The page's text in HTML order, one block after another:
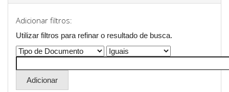
Adicionar filtros:
Utilizar filtros para refinar o resultado de busca.